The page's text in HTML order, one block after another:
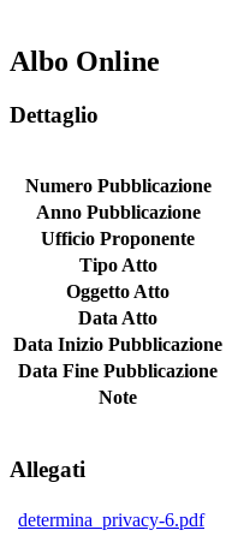
Albo Online
Dettaglio
Numero Pubblicazione
Anno Pubblicazione
Ufficio Proponente
Tipo Atto
Oggetto Atto
Data Atto
Data Inizio Pubblicazione
Data Fine Pubblicazione
Note
Allegati
determina_privacy-6.pdf